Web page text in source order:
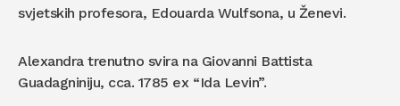
svjetskih profesora, Edouarda Wulfsona, u Ženevi.
Alexandra trenutno svira na Giovanni Battista
Guadagniniju, cca. 1785 ex “Ida Levin”.